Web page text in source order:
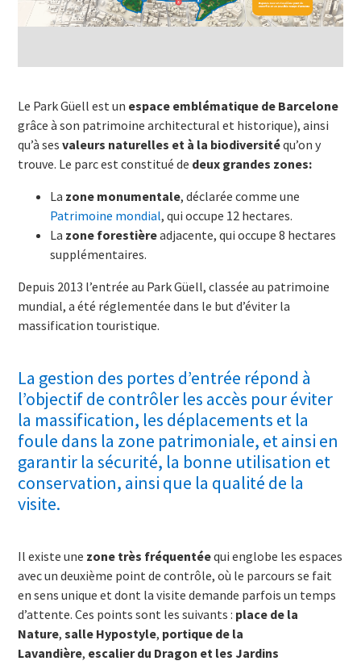
Le Park Güell est un espace emblématique de Barcelone
grâce à son patrimoine architectural et historique), ainsi
qu’à sesvaleurs naturelles et à la biodiversitéqu’on y
trouve. Le parc est constitué de deux grandes zones:
La zone monumentale, déclarée comme une
Patrimoine mondial, qui occupe 12 hectares.
La zone forestièreadjacente, qui occupe 8 hectares
supplémentaires.
Depuis 2013 l’entrée au Park Güell, classée au patrimoine
mundial, a été réglementée dans le but d’éviter la
massification touristique.
La gestion des portes d’entrée répond à
l’objectif de contrôler les accès pour éviter
la massification, les déplacements et la
foule dans la zone patrimoniale, et ainsi en
garantir la sécurité, la bonne utilisation et
conservation, ainsi que la qualité de la
visite.
Il existe une zone très fréquentéequi englobe les espaces
avec un deuxième point de contrôle, où le parcours se fait
en sens unique et dont la visite demande parfois un temps
d’attente. Ces points sont les suivants : place de la
Nature,salle Hypostyle, portique de la
Lavandière, escalier du Dragon et les Jardins